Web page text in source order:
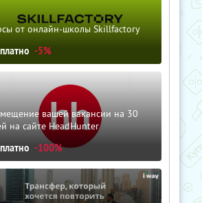
от онлайн-школы Skillfactory
-5%
вашей вакансии на 30
на сайте HeadHunter
-100%